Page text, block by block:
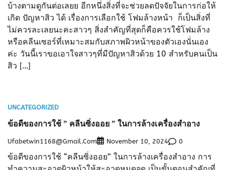
บ้างตามดูกันต่อเลยย อีกหนึ่งสิ่งที่จะช่วยลดปัจจัยในการก่อให้
เกิด ปัญหาสิว ได้ เรื่องการเลือกใช้ โฟมล้างหน้า ก็เป็นสิ่งที่
ไม่ควรละเลยนะคะสาวๆ สิ่งสำคัญที่สุดก็คือควรใช้โฟมล้าง
หรือคลีนเซอร์ที่เหมาะสมกับสภาพผิวหน้าของตัวเองนั่นเอง
ค่ะ วันนี้เราขอเอาใจสาวๆที่มีปัญหาสิวด้วย 10 สำหรับคนเป็น
สิว […]
UNCATEGORIZED
ข้อดีของการใช้ ” คลีนซิ่งออย ” ในการล้างเครื่องสำอาง
Ufabetwin1168@gmail.com November 10, 2024 0
ข้อดีของการใช้ “คลีนซิ่งออย” ในการล้างเครื่องสำอาง การ